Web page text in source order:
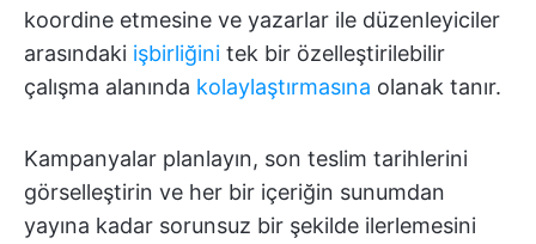
koordine etmesine ve yazarlar ile düzenleyiciler
arasındaki işbirliğini tek bir özelleştirilebilir
çalışma alanında kolaylaştırmasına olanak tanır.
Kampanyalar planlayın, son teslim tarihlerini
görselleştirin ve her bir içeriğin sunumdan
yayına kadar sorunsuz bir şekilde ilerlemesini